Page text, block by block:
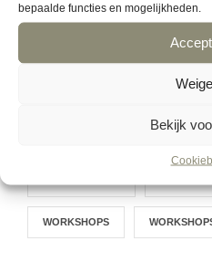
bepaalde functies en mogelijkheden.
Bekijk
WORKSHOPS